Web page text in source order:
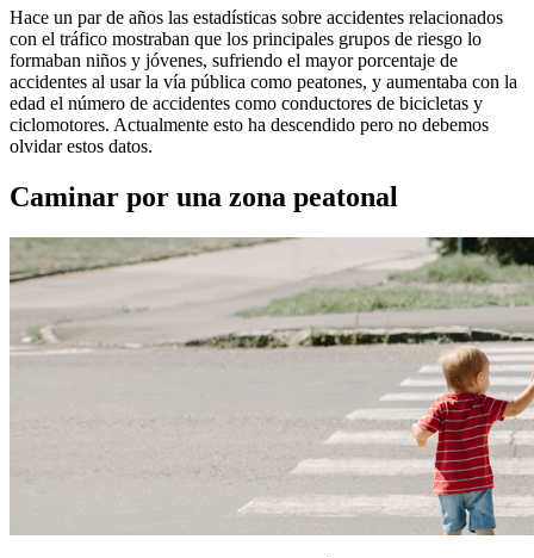
Hace un par de años las estadísticas sobre accidentes relacionados
con el tráfico mostraban que los principales grupos de riesgo lo
formaban niños y jóvenes, sufriendo el mayor porcentaje de
accidentes al usar la vía pública como peatones, y aumentaba con la
edad el número de accidentes como conductores de bicicletas y
ciclomotores. Actualmente esto ha descendido pero no debemos
olvidar estos datos.
Caminar por una zona peatonal